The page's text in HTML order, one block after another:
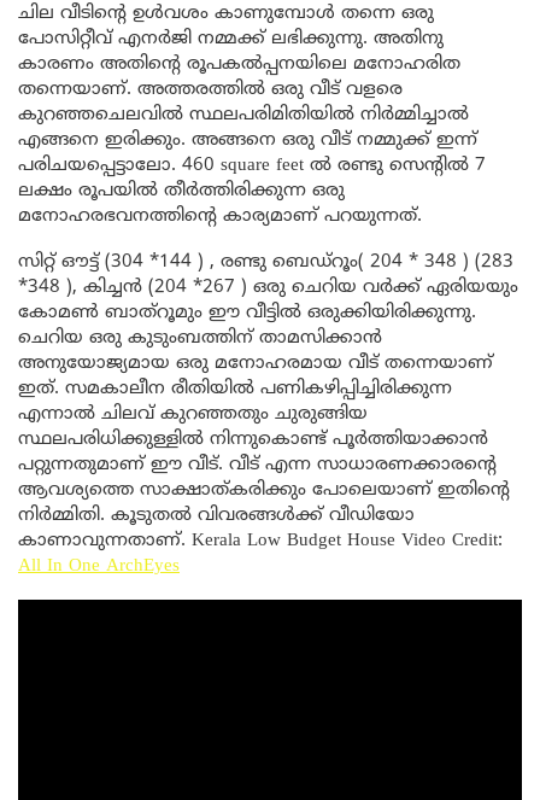
ചില വീടിന്റെ ഉൾവശം കാണുമ്പോൾ തന്നെ ഒരു
പോസിറ്റീവ് എനർജി നമ്മക്ക് ലഭിക്കുന്നു. അതിനു
കാരണം അതിന്റെ രൂപകൽപ്പനയിലെ മനോഹരിത
തന്നെയാണ്. അത്തരത്തിൽ ഒരു വീട് വളരെ
കുറഞ്ഞചെലവിൽ സ്ഥലപരിമിതിയിൽ നിർമ്മിച്ചാൽ
എങ്ങനെ ഇരിക്കും. അങ്ങനെ ഒരു വീട് നമ്മുക്ക് ഇന്ന്
പരിചയപ്പെട്ടാലോ. 460 square feet ൽ രണ്ടു സെന്റിൽ 7
ലക്ഷം രൂപയിൽ തീർത്തിരിക്കുന്ന ഒരു
മനോഹരഭവനത്തിന്റെ കാര്യമാണ് പറയുന്നത്.
സിറ്റ് ഔട്ട് (304 *144 ) , രണ്ടു ബെഡ്റൂം( 204 * 348 ) (283
*348 ), കിച്ചൻ (204 *267 ) ഒരു ചെറിയ വർക്ക് ഏരിയയും
കോമൺ ബാത്റൂമും ഈ വീട്ടിൽ ഒരുക്കിയിരിക്കുന്നു.
ചെറിയ ഒരു കുടുംബത്തിന് താമസിക്കാൻ
അനുയോജ്യമായ ഒരു മനോഹരമായ വീട് തന്നെയാണ്
ഇത്. സമകാലീന രീതിയിൽ പണികഴിപ്പിച്ചിരിക്കുന്ന
എന്നാൽ ചിലവ് കുറഞ്ഞതും ചുരുങ്ങിയ
സ്ഥലപരിധിക്കുള്ളിൽ നിന്നുകൊണ്ട് പൂർത്തിയാക്കാൻ
പറ്റുന്നതുമാണ് ഈ വീട്. വീട് എന്ന സാധാരണക്കാരന്റെ
ആവശ്യത്തെ സാക്ഷാത്കരിക്കും പോലെയാണ് ഇതിന്റെ
നിർമ്മിതി. കൂടുതൽ വിവരങ്ങൾക്ക് വീഡിയോ
കാണാവുന്നതാണ്. Kerala Low Budget House Video Credit:
All In One ArchEyes